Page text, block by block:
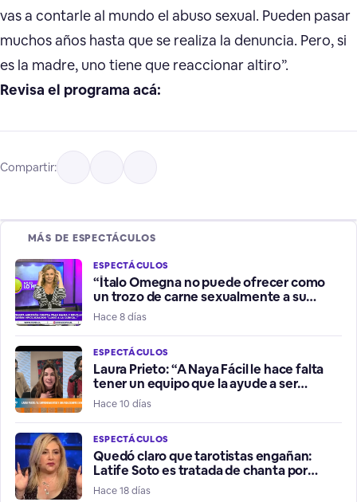
vas a contarle al mundo el abuso sexual. Pueden pasar
muchos años hasta que se realiza la denuncia. Pero, si
es la madre, uno tiene que reaccionar altiro”.
Revisa el programa acá:
Compartir:
MÁS DE ESPECTÁCULOS
ESPECTÁCULOS
“Ítalo Omegna no puede ofrecer como
un trozo de carne sexualmente a su
hermana”
Hace 8 días
ESPECTÁCULOS
Laura Prieto: “A Naya Fácil le hace falta
tener un equipo que la ayude a ser
influencer positiva”
Hace 10 días
ESPECTÁCULOS
Quedó claro que tarotistas engañan:
Latife Soto es tratada de chanta por
fallidos presagios del Mundial
Hace 18 días